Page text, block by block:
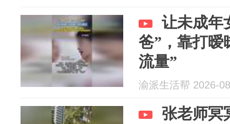
让未成年
爸”，靠打暧
流量”
渝派生活帮 2026-
张老师冥